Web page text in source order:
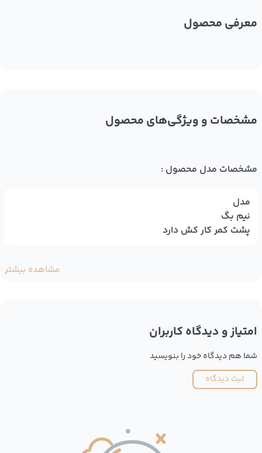
معرفی محصول
مشخصات و ویژگی‌های محصول
مشخصات مدل محصول :
مدل
نیم بگ
پشت کمر کار کش دارد
مشاهده بیشتر
امتیاز و دیدگاه کاربران
شما هم دیدگاه خود را بنویسید
ثبت دیدگاه